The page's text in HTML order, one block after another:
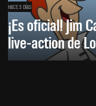
HACE 3 DÍAS
¡Es oficial! Jim
live-action de